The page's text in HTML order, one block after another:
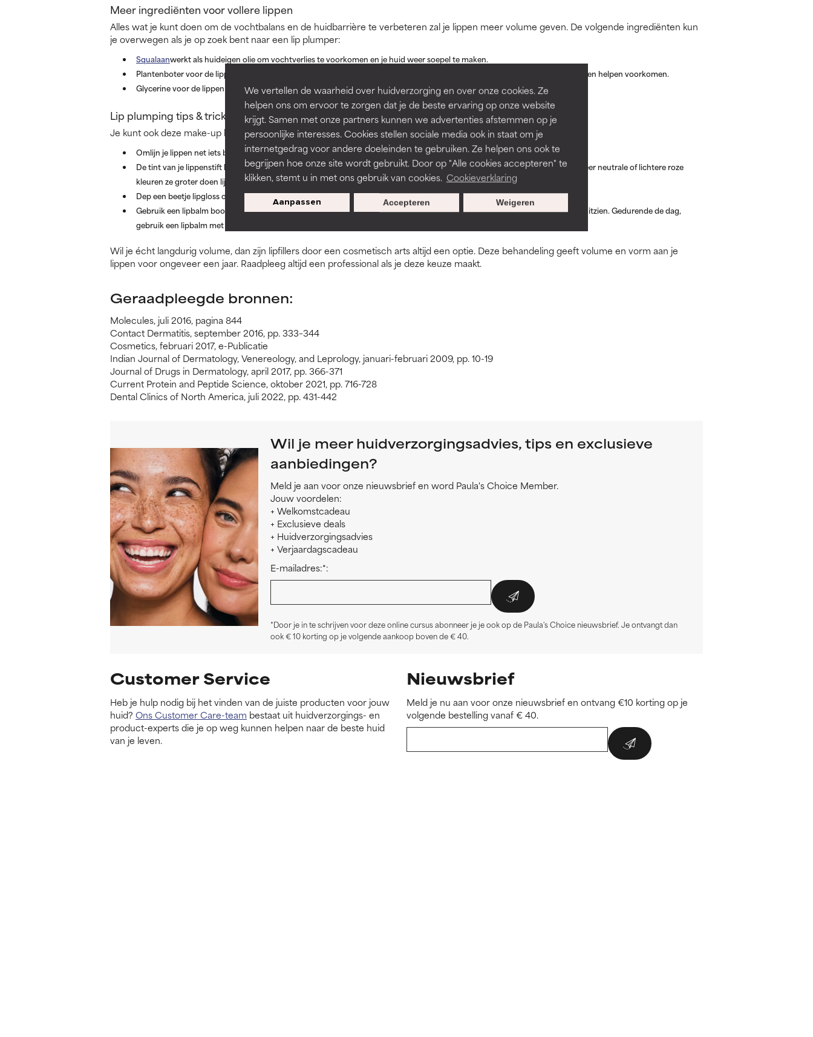
We vertellen de waarheid over huidverzorging en over onze cookies. Ze
helpen ons om ervoor te zorgen dat je de beste ervaring op onze website
krijgt. Samen met onze partners kunnen we advertenties afstemmen op je
persoonlijke interesses. Cookies stellen sociale media ook in staat om je
internetgedrag voor andere doeleinden te gebruiken. Ze helpen ons ook te
begrijpen hoe onze site wordt gebruikt. Door op "Alle cookies accepteren" te
klikken, stemt u in met ons gebruik van cookies. Cookieverklaring
Aanpassen Weigeren
Accepteren
Meer ingrediënten voor vollere lippen
Alles wat je kunt doen om de vochtbalans en de huidbarrière te verbeteren zal je lippen meer volume geven. De volgende ingrediënten kun
je overwegen als je op zoek bent naar een lip plumper:
Squalaanwerkt als huideigen olie om vochtverlies te voorkomen en je huid weer soepel te maken.
Plantenboter voor de lippen (denk aan cacao- en sheaboter) bevat huidherstellende antioxidanten die huidveroudering kunnen helpen voorkomen.
Glycerine voor de lippen versterkt de vochtbarrière van de huid.
Lip plumping tips & tricks
Je kunt ook deze make-up hacks toepassen voor vollere lippen:
Omlijn je lippen net iets buiten de natuurlijke liplijn met een liner die dicht bij je natuurlijke lipkleur ligt.
De tint van je lippenstift heeft invloed op het volume van je lippen: zeer donkere tinten doen de lippen kleiner lijken, terwijl meer neutrale of lichtere roze
kleuren ze groter doen lijken.
Dep een beetje lipgloss op het midden van je onderlip; de lichtreflectie van de gloss laten je lippen groter lijken.
Gebruik een lipbalm boordevol voedende ingrediënten om de lippen glad te maken en lijntjes te vervagen, zodat ze er voller uitzien. Gedurende de dag,
gebruik een lipbalm met SPF om je lippen tegen zonneschade te beschermen.
Wil je écht langdurig volume, dan zijn lipfillers door een cosmetisch arts altijd een optie. Deze behandeling geeft volume en vorm aan je
lippen voor ongeveer een jaar. Raadpleeg altijd een professional als je deze keuze maakt.
Geraadpleegde bronnen:
Molecules, juli 2016, pagina 844
Contact Dermatitis, september 2016, pp. 333–344
Cosmetics, februari 2017, e-Publicatie
Indian Journal of Dermatology, Venereology, and Leprology, januari-februari 2009, pp. 10-19
Journal of Drugs in Dermatology, april 2017, pp. 366-371
Current Protein and Peptide Science, oktober 2021, pp. 716-728
Dental Clinics of North America, juli 2022, pp. 431-442
Wil je meer huidverzorgingsadvies, tips en exclusieve
aanbiedingen?
Meld je aan voor onze nieuwsbrief en word Paula's Choice Member.
Jouw voordelen:
+ Welkomstcadeau
+ Exclusieve deals
+ Huidverzorgingsadvies
+ Verjaardagscadeau
E-mailadres:*:
*Door je in te schrijven voor deze online cursus abonneer je je ook op de Paula's Choice nieuwsbrief. Je ontvangt dan
ook € 10 korting op je volgende aankoop boven de € 40.
Customer Service
Heb je hulp nodig bij het vinden van de juiste producten voor jouw
huid? Ons Customer Care-team bestaat uit huidverzorgings- en
product-experts die je op weg kunnen helpen naar de beste huid
van je leven.
Nieuwsbrief
Meld je nu aan voor onze nieuwsbrief en ontvang €10 korting op je
volgende bestelling vanaf € 40.